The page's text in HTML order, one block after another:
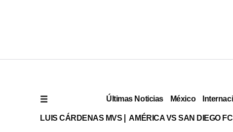
Últimas Noticias México
LUIS CÁRDENAS MVS AMÉRICA VS SAN DIEGO FC